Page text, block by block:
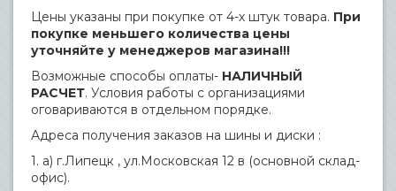
Цены указаны при покупке от 4-х штук товара. При
покупке меньшего количества цены
уточняйте у менеджеров магазина!!!
Возможные способы оплаты- НАЛИЧНЫЙ
РАСЧЕТ. Условия работы с организациями
оговариваются в отдельном порядке.
Адреса получения заказов на шины и диски :
1. а) г.Липецк , ул.Московская 12 в (основной склад-
офис).